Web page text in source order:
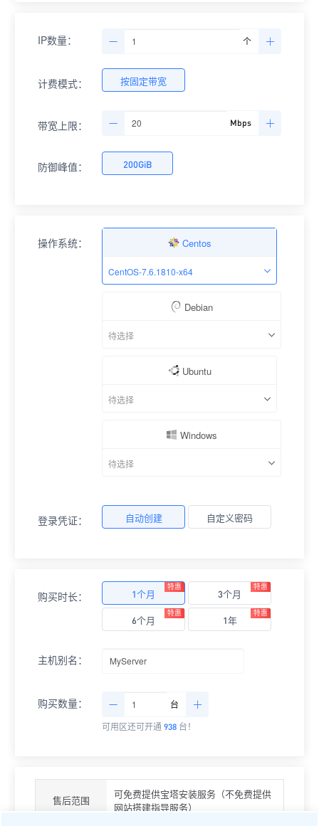
IP数量： 个
计费模式： 按固定带宽
带宽上限： Mbps
防御峰值： 200GiB
操作系统： Centos
CentOS-7.6.1810-x64
Debian
待选择
Ubuntu
待选择
Windows
待选择
登录凭证： 自动创建 自定义密码
购买时长： 1个月
特惠
3个月
特惠
6个月
特惠
1年
特惠
主机别名：
购买数量： 台
可用区还可开通 938 台！
售后范围
可免费提供宝塔安装服务（不免费提供
网站搭建指导服务）